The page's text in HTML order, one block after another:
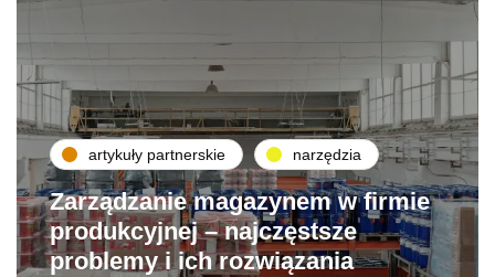
artykuły partnerskie narzędzia
Zarządzanie magazynem w firmie
produkcyjnej – najczęstsze
problemy i ich rozwiązania